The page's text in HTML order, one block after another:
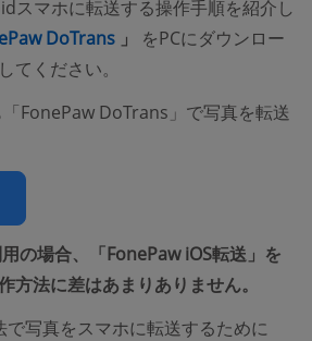
スマホに転送する操作手順を紹介し
DoTrans (opens new window)
」
をPCにダウンロー
てください。
「FonePaw DoTrans」で写真を転送
の場合、「FonePaw iOS転送」を
方法に差はあまりありません。
で写真をスマホに転送するために